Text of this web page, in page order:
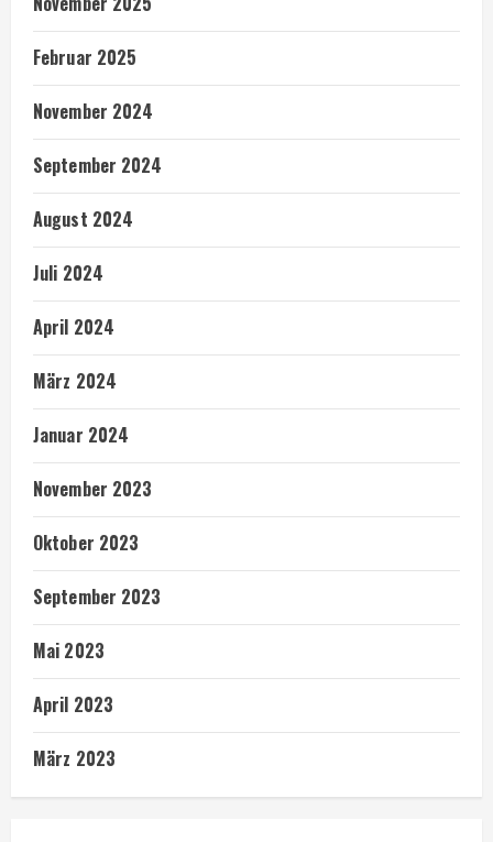
Februar 2025
November 2024
September 2024
August 2024
Juli 2024
April 2024
März 2024
Januar 2024
November 2023
Oktober 2023
September 2023
Mai 2023
April 2023
März 2023